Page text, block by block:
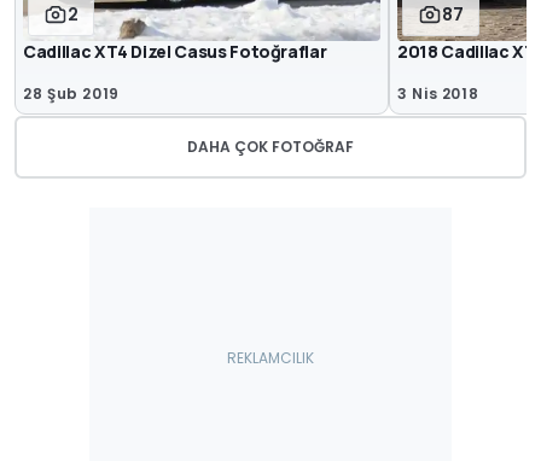
2
Cadillac XT4 Dizel Casus Fotoğraflar
28 Şub 2019
87
2018 Cadillac
3 Nis 2018
DAHA ÇOK FOTOĞRAF